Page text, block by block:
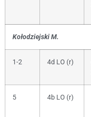
Kołodziejski M.
1-2 4d LO (r)
5 4b LO (r)